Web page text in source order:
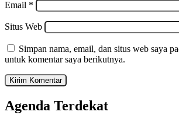
Email *
Situs Web
Simpan nama, email, dan situs web saya
untuk komentar saya berikutnya.
Agenda Terdekat